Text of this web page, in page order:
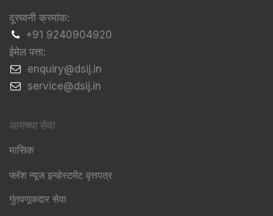
दूरध्वनी क्रमांक:
+91 9240904920
ईमेल पत्ता:
​enquiry@dsij.in
​service@dsij.in
आमच्या सेवा
मासिक
फ्लॅश न्यूज इन्व्हेस्टमेंट वृत्तपत्र
गुंतवणूकदार सेवा